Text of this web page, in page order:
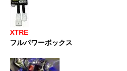
XTRE
フルパワーボックス